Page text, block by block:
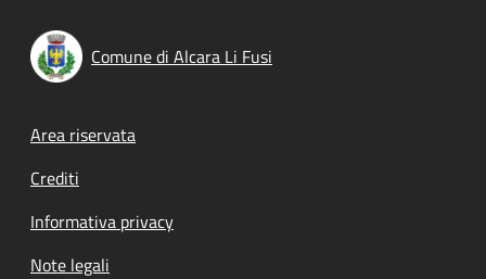
Comune di Alcara Li Fusi
Footer menu
Area riservata
Crediti
Informativa privacy
Note legali